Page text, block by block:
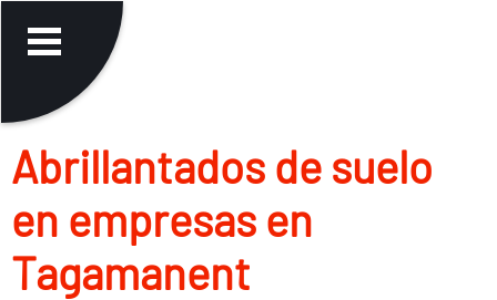
Abrillantados de suelo
en empresas en
Tagamanent